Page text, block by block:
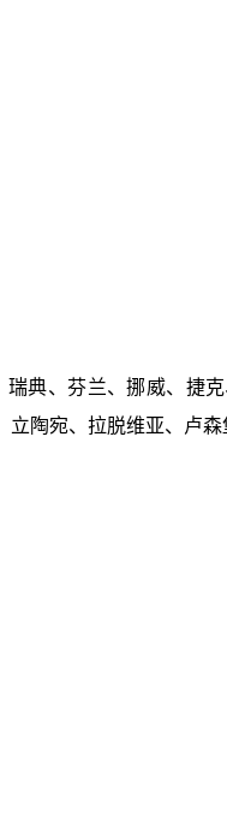
典、芬兰、挪威、捷
陶宛、拉脱维亚、卢森